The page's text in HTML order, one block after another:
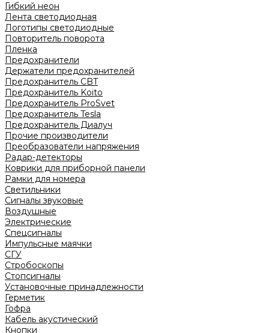
Гибкий неон
Лента светодиодная
Логотипы светодиодные
Повторитель поворота
Пленка
Предохранители
Держатели предохранителей
Предохранитель CBT
Предохранитель Koito
Предохранитель ProSvet
Предохранитель Tesla
Предохранитель Диалуч
Прочие производители
Преобразователи напряжения
Радар-детекторы
Коврики для приборной панели
Рамки для номера
Светильники
Сигналы звуковые
Воздушные
Электрические
Спецсигналы
Импульсные маячки
СГУ
Стробоскопы
Стопсигналы
Установочные принадлежности
Герметик
Гофра
Кабель акустический
Кнопки